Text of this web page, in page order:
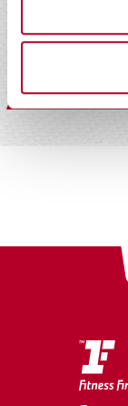
Ihre
von uns
ABSENDEN